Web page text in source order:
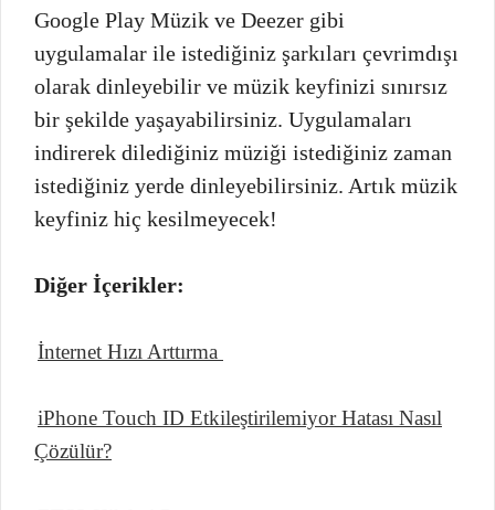
Google Play Müzik ve Deezer gibi
uygulamalar ile istediğiniz şarkıları çevrimdışı
olarak dinleyebilir ve müzik keyfinizi sınırsız
bir şekilde yaşayabilirsiniz. Uygulamaları
indirerek dilediğiniz müziği istediğiniz zaman
istediğiniz yerde dinleyebilirsiniz. Artık müzik
keyfiniz hiç kesilmeyecek!
Diğer İçerikler:
İnternet Hızı Arttırma
iPhone Touch ID Etkileştirilemiyor Hatası Nasıl
Çözülür?